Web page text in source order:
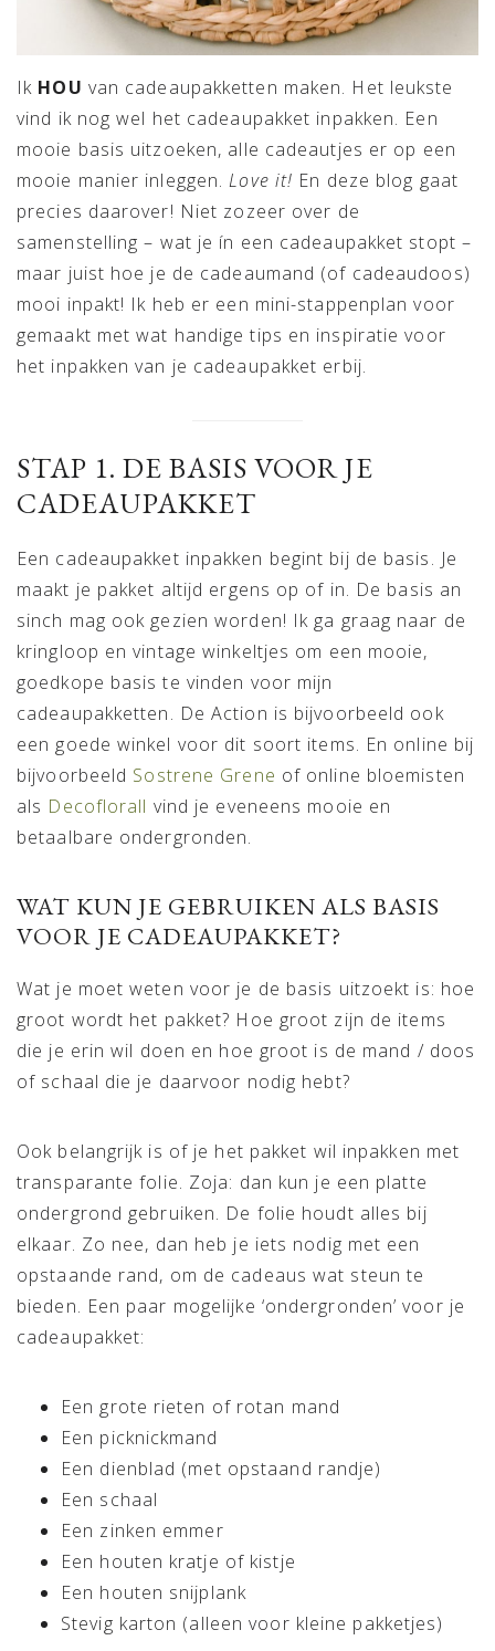
Ik HOU van cadeaupakketten maken. Het leukste
vind ik nog wel het cadeaupakket inpakken. Een
mooie basis uitzoeken, alle cadeautjes er op een
mooie manier inleggen.Love it! En deze blog gaat
precies daarover! Niet zozeer over de
samenstelling – wat je ín een cadeaupakket stopt –
maar juist hoe je de cadeaumand (of cadeaudoos)
mooi inpakt! Ik heb er een mini-stappenplan voor
gemaakt met wat handige tips en inspiratie voor
het inpakken van je cadeaupakket erbij.
STAP 1. DE BASIS VOOR JE
CADEAUPAKKET
Een cadeaupakket inpakken begint bij de basis. Je
maakt je pakket altijd ergens op of in. De basis an
sinch mag ook gezien worden! Ik ga graag naar de
kringloop en vintage winkeltjes om een mooie,
goedkope basis te vinden voor mijn
cadeaupakketten. De Action is bijvoorbeeld ook
een goede winkel voor dit soort items. En online bij
bijvoorbeeld Sostrene Grene of online bloemisten
als Decoflorall vind je eveneens mooie en
betaalbare ondergronden.
WAT KUN JE GEBRUIKEN ALS BASIS
VOOR JE CADEAUPAKKET?
Wat je moet weten voor je de basis uitzoekt is: hoe
groot wordt het pakket? Hoe groot zijn de items
die je erin wil doen en hoe groot is de mand / doos
of schaal die je daarvoor nodig hebt?
Ook belangrijk is of je het pakket wil inpakken met
transparante folie. Zoja: dan kun je een platte
ondergrond gebruiken. De folie houdt alles bij
elkaar. Zo nee, dan heb je iets nodig met een
opstaande rand, om de cadeaus wat steun te
bieden. Een paar mogelijke ‘ondergronden’ voor je
cadeaupakket:
Een grote rieten of rotan mand
Een picknickmand
Een dienblad (met opstaand randje)
Een schaal
Een zinken emmer
Een houten kratje of kistje
Een houten snijplank
Stevig karton (alleen voor kleine pakketjes)